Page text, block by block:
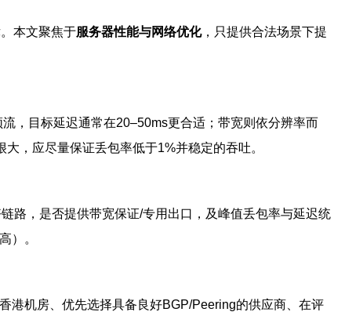
本文聚焦于服务器性能与网络优化，只提供合法场景下提
，目标延迟通常在20–50ms更合适；带宽则依分辨率而
，应尽量保证丢包率低于1%并稳定的吞吐。
路，是否提供带宽保证/专用出口，及峰值丢包率与延迟统
）。
港机房、优先选择具备良好BGP/Peering的供应商、在评